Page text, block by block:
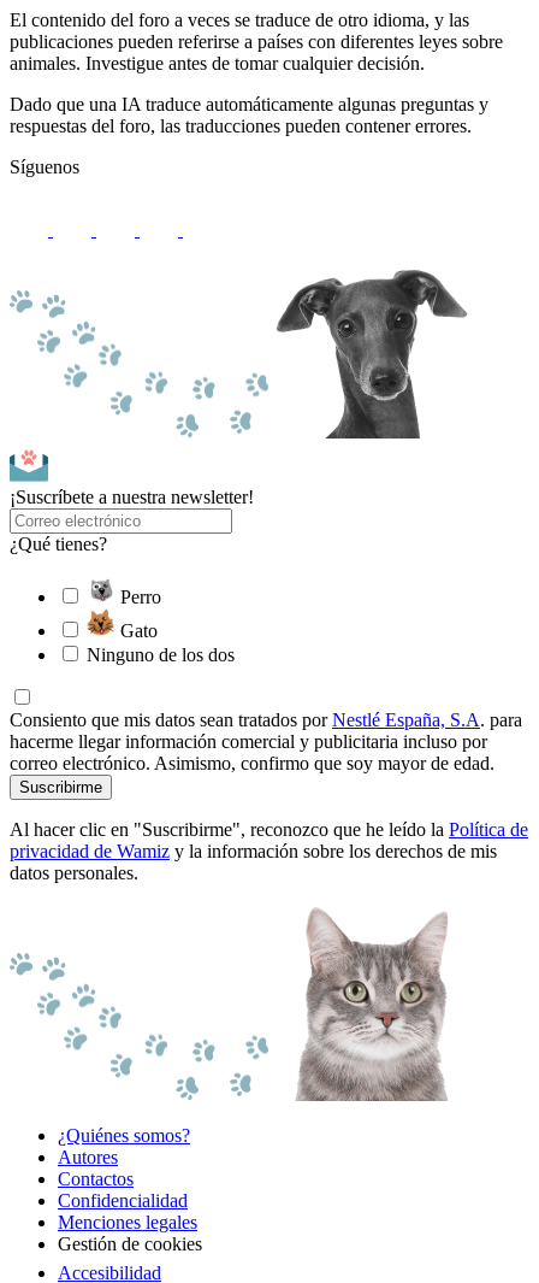
El contenido del foro a veces se traduce de otro idioma, y ​​las
publicaciones pueden referirse a países con diferentes leyes sobre
animales. Investigue antes de tomar cualquier decisión.
Dado que una IA traduce automáticamente algunas preguntas y
respuestas del foro, las traducciones pueden contener errores.
Síguenos
¡Suscríbete a nuestra newsletter!
¿Qué tienes?
Perro
Gato
Ninguno de los dos
Consiento que mis datos sean tratados porNestlé España, S.A. para
hacerme llegar información comercial y publicitaria incluso por
correo electrónico. Asimismo, confirmo que soy mayor de edad.
Suscribirme
Al hacer clic en "Suscribirme", reconozco que he leído la Política de
privacidad de Wamiz y la información sobre los derechos de mis
datos personales.
¿Quiénes somos?
Autores
Contactos
Confidencialidad
Menciones legales
Gestión de cookies
Accesibilidad